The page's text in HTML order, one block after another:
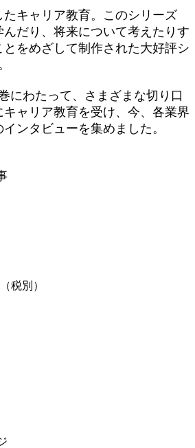
たキャリア教育。このシリーズ
だり、将来について考えたりす
をめざして制作された大好評シ
にわたって、さまざまな切り口
ャリア教育を受け、今、各業界
ンタビューを集めました。
税別）